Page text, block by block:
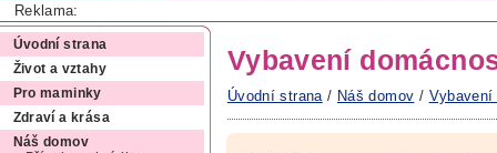
Reklama:
Úvodní strana
Život a vztahy
Pro maminky
Zdraví a krása
Náš domov
Vybavení
Úvodní strana / Náš domov / Vybavení